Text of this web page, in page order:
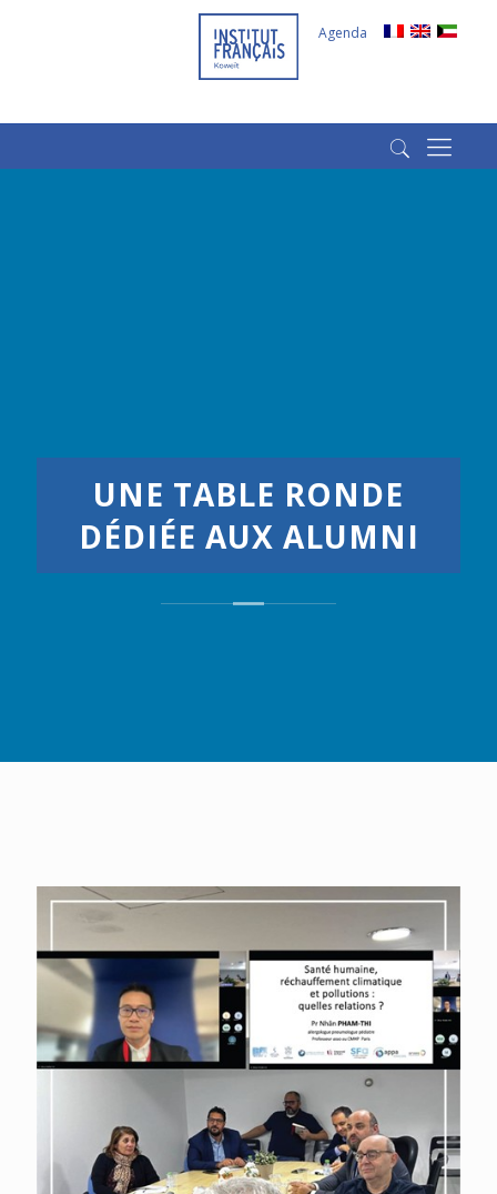
(+965) 66266980
Agenda
UNE TABLE RONDE
DÉDIÉE AUX ALUMNI